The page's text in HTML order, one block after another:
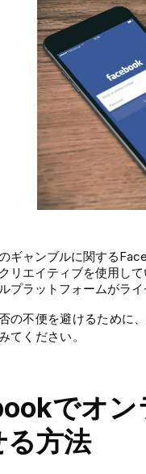
ギャンブルに関する
リエイティブを使用して
プラットフォームがラ
の不便を避けるために
てください。
でオン
方法